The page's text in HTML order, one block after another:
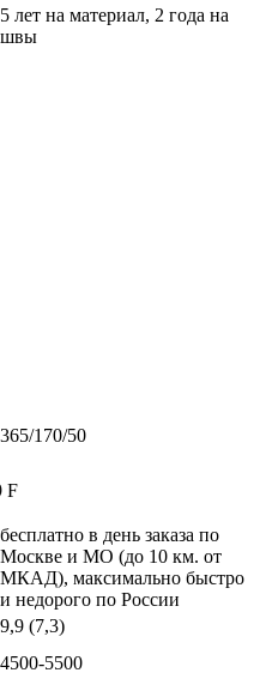
5 лет на материал, 2 года на
швы
365/170/50
F
бесплатно в день заказа по
Москве и МО (до 10 км. от
МКАД), максимально быстро
и недорого по России
9,9 (7,3)
4500-5500